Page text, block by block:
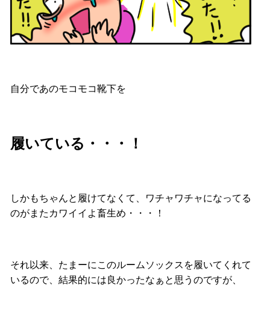
自分であのモコモコ靴下を
履いている・・・！
しかもちゃんと履けてなくて、ワチャワチャになってる
のがまたカワイイよ畜生め・・・！
それ以来、たまーにこのルームソックスを履いてくれて
いるので、結果的には良かったなぁと思うのですが、